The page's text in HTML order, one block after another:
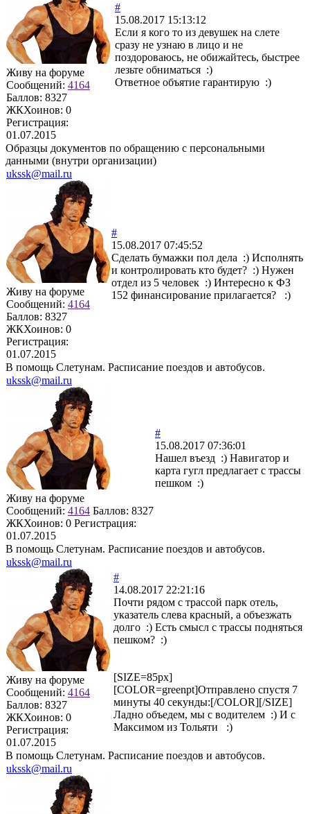
Живу на форуме
Сообщений: 4164
Баллов: 8327
ЖКХоинов: 0
Регистрация:
01.07.2015
#
15.08.2017 15:13:12
Если я кого то из девушек на слете
сразу не узнаю в лицо и не
поздороваюсь, не обижайтесь, быстрее
лезьте обниматься :)
Ответное объятие гарантирую :)
Образцы документов по обращению с персональными
данными (внутри организации)
ukssk@mail.ru
Живу на форуме
Сообщений: 4164
Баллов: 8327
ЖКХоинов: 0
Регистрация:
01.07.2015
#
15.08.2017 07:45:52
Сделать бумажки пол дела :) Исполнять
и контролировать кто будет? :) Нужен
отдел из 5 человек :) Интересно к ФЗ
152 финансирование прилагается? :)
В помощь Слетунам. Расписание поездов и автобусов.
ukssk@mail.ru
Живу на форуме
Сообщений: 4164 Баллов: 8327
ЖКХоинов: 0 Регистрация:
01.07.2015
#
15.08.2017 07:36:01
Нашел въезд :) Навигатор и
карта гугл предлагает с трассы
пешком :)
В помощь Слетунам. Расписание поездов и автобусов.
ukssk@mail.ru
Живу на форуме
Сообщений: 4164
Баллов: 8327
ЖКХоинов: 0
Регистрация:
01.07.2015
#
14.08.2017 22:21:16
Почти рядом с трассой парк отель,
указатель слева красный, а объезжать
долго :) Есть смысл с трассы подняться
пешком? :)
[SIZE=85px]
[COLOR=greenpt]Отправлено спустя 7
минуты 40 секунды:[/COLOR][/SIZE]
Ладно объедем, мы с водителем :) И с
Максимом из Тольяти :)
В помощь Слетунам. Расписание поездов и автобусов.
ukssk@mail.ru